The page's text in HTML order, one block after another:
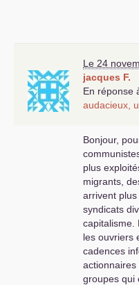
Le 24
jacques F.
En réponse
audacieux,
Bonjour,
plus
migrants,
arrivent
syndicats
capitalisme.
les ouvriers
cadences
groupes qui